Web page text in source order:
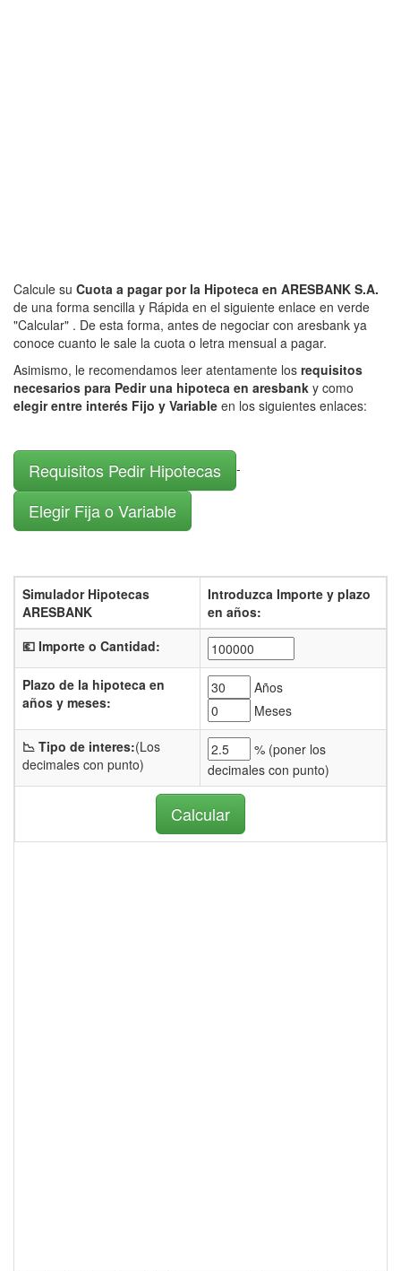
Calcule su Cuota a pagar por la Hipoteca en ARESBANK S.A.
de una forma sencilla y Rápida en el siguiente enlace en verde
"Calcular" . De esta forma, antes de negociar con aresbank ya
conoce cuanto le sale la cuota o letra mensual a pagar.
Asimismo, le recomendamos leer atentamente los requisitos
necesarios para Pedir una hipoteca en aresbank y como
elegir entre interés Fijo y Variable en los siguientes enlaces:
Requisitos Pedir Hipotecas -
Elegir Fija o Variable
Simulador Hipotecas
ARESBANK
Introduzca Importe y plazo
en años:
💶 Importe o Cantidad:
Plazo de la hipoteca en
años y meses:
Años
Meses
📉 Tipo de interes:(Los
decimales con punto)
% (poner los
decimales con punto)